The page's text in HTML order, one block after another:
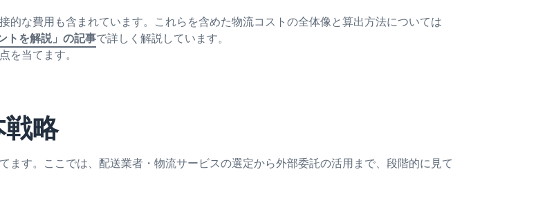
的な費用も含まれています。これらを含めた物流コストの全体像と算出方法については
トを解説」の記事で詳しく解説しています。
を当てます。
戦略
ます。ここでは、配送業者・物流サービスの選定から外部委託の活用まで、段階的に見て